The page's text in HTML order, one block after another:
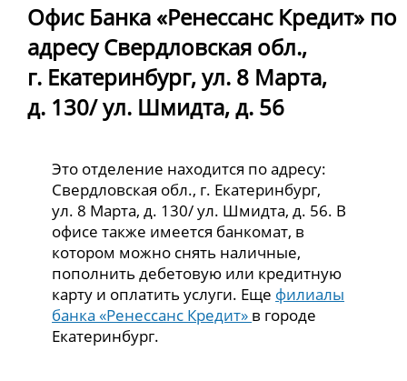
Офис Банка «Ренессанс Кредит» по
адресу Свердловская обл.,
г. Екатеринбург, ул. 8 Марта,
д. 130/ ул. Шмидта, д. 56
Это отделение находится по адресу:
Свердловская обл., г. Екатеринбург,
ул. 8 Марта, д. 130/ ул. Шмидта, д. 56. В
офисе также имеется банкомат, в
котором можно снять наличные,
пополнить дебетовую или кредитную
карту и оплатить услуги. Еще филиалы
банка «Ренессанс Кредит» в городе
Екатеринбург.